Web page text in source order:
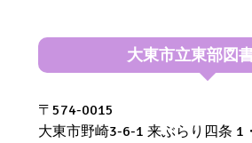
大東市立東部図
〒574-0015
大東市野崎3-6-1 来ぶらり四条 1